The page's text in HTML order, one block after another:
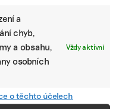
a
chyb,
a obsahu,
osobních
Vždy aktivní
o těchto účelech
oblasti